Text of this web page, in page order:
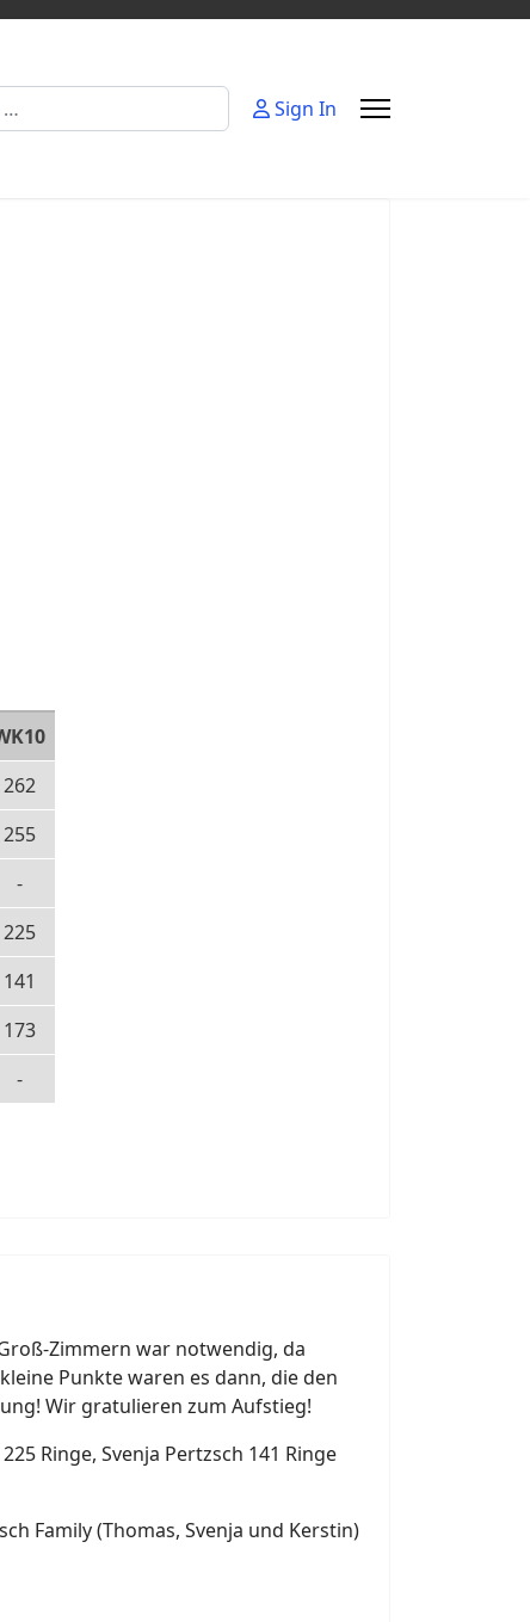
Sign In
262
255
-
225
141
173
-
Zimmern war notwendig, da
Punkte waren es dann, die den
Wir gratulieren zum Aufstieg!
Ringe, Svenja Pertzsch 141 Ringe
Family (Thomas, Svenja und Kerstin)